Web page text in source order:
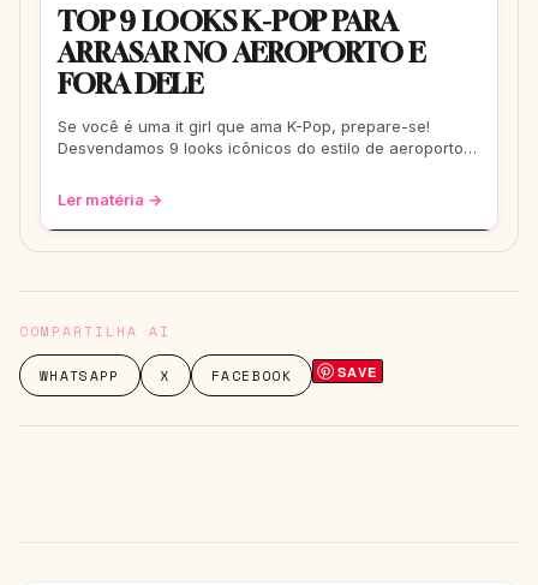
TOP 9 LOOKS K-POP PARA
ARRASAR NO AEROPORTO E
FORA DELE
Se você é uma it girl que ama K-Pop, prepare-se!
Desvendamos 9 looks icônicos do estilo de aeroporto
Ler matéria →
COMPARTILHA AI
WHATSAPP X FACEBOOK SAVE